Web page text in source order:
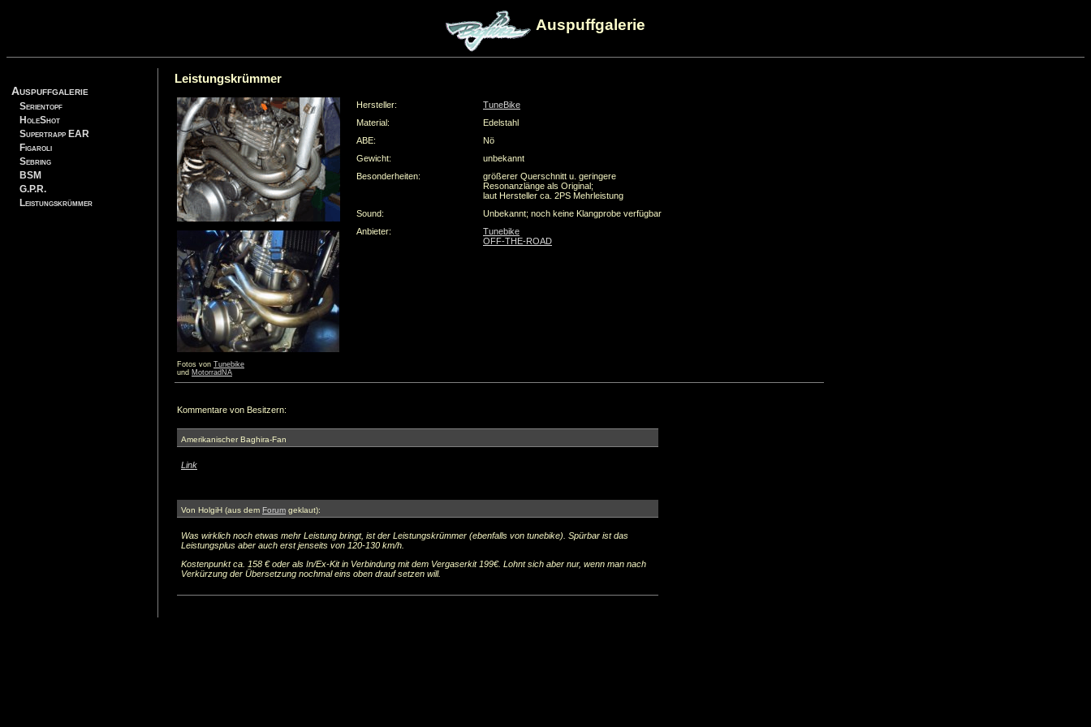
Auspuffgalerie
Auspuffgalerie
Serientopf
HoleShot
Supertrapp EAR
Figaroli
Sebring
BSM
G.P.R.
Leistungskrümmer
Leistungskrümmer
Fotos von Tunebike
und MotorradNA
Hersteller:
TuneBike
Material:
Edelstahl
ABE:
Nö
Gewicht:
unbekannt
Besonderheiten:
größerer Querschnitt u. geringere
Resonanzlänge als Original;
laut Hersteller ca. 2PS Mehrleistung
Sound:
Unbekannt; noch keine Klangprobe verfügbar
Anbieter:
Tunebike
OFF-THE-ROAD
Kommentare von Besitzern:
Amerikanischer Baghira-Fan
Link
Von HolgiH (aus dem Forum geklaut):
Was wirklich noch etwas mehr Leistung bringt, ist der Leistungskrümmer (ebenfalls von tunebike). Spürbar ist das
Leistungsplus aber auch erst jenseits von 120-130 km/h.
Kostenpunkt ca. 158 € oder als In/Ex-Kit in Verbindung mit dem Vergaserkit 199€. Lohnt sich aber nur, wenn man nach
Verkürzung der Übersetzung nochmal eins oben drauf setzen will.